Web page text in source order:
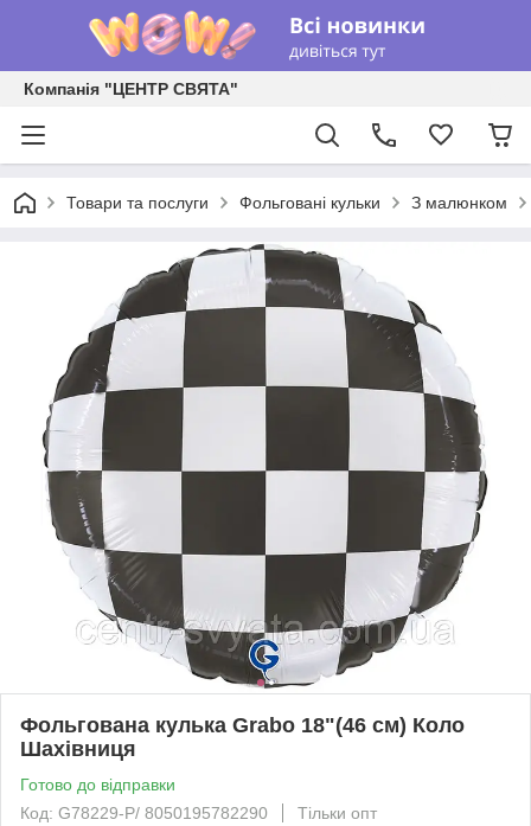
Компанія "ЦЕНТР СВЯТА"
Товари та послуги Фольговані кульки З малюнком
Фольгована кулька Grabo 18"(46 см) Коло
Шахівниця
Готово до відправки
Код: G78229-Р/ 8050195782290
Тільки опт